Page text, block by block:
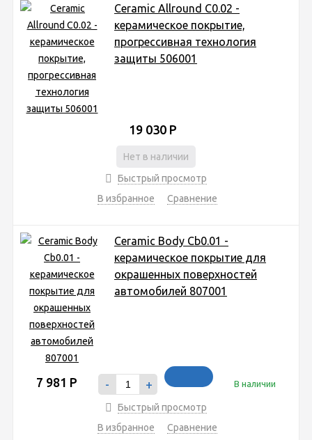
Ceramic Allround C0.02 -
керамическое покрытие,
прогрессивная технология
защиты 506001
19 030 Р
Нет в наличии
Быстрый просмотр
В избранное
Сравнение
Ceramic Body Cb0.01 -
керамическое покрытие для
окрашенных поверхностей
автомобилей 807001
7 981 Р - + В наличии
Быстрый просмотр
В избранное
Сравнение